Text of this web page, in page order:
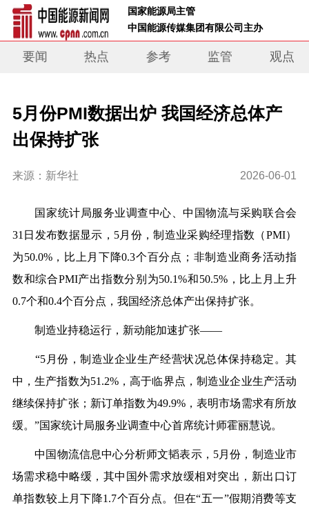
国家能源局主管
中国能源传媒集团有限公司主办
要闻 热点 参考 监管 观点
5月份PMI数据出炉 我国经济总体产
出保持扩张
来源：新华社 2026-06-01
国家统计局服务业调查中心、中国物流与采购联合会
31日发布数据显示，5月份，制造业采购经理指数（PMI）
为50.0%，比上月下降0.3个百分点；非制造业商务活动指
数和综合PMI产出指数分别为50.1%和50.5%，比上月上升
0.7个和0.4个百分点，我国经济总体产出保持扩张。
制造业持稳运行，新动能加速扩张——
“5月份，制造业企业生产经营状况总体保持稳定。其
中，生产指数为51.2%，高于临界点，制造业企业生产活动
继续保持扩张；新订单指数为49.9%，表明市场需求有所放
缓。”国家统计局服务业调查中心首席统计师霍丽慧说。
中国物流信息中心分析师文韬表示，5月份，制造业市
场需求稳中略缓，其中国外需求放缓相对突出，新出口订
单指数较上月下降1.7个百分点。但在“五一”假期消费等支